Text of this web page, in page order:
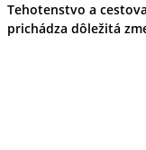
Tehotenstvo a
prichádza dôležitá